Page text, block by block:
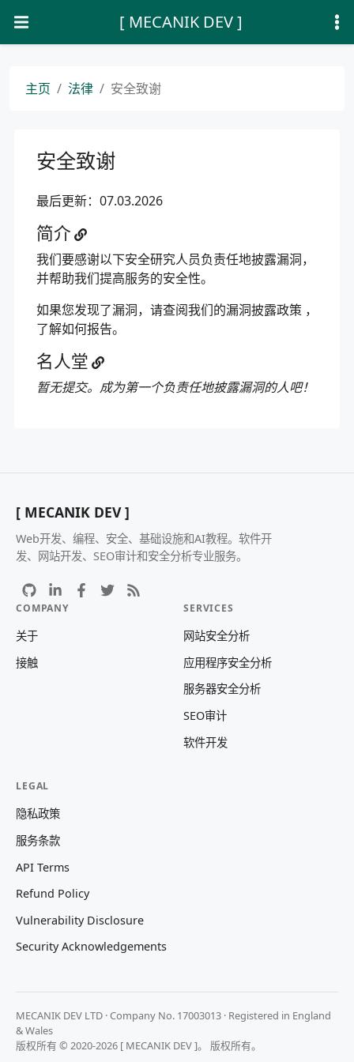
[ MECANIK DEV ]
主页 法律 安全致谢
安全致谢
最后更新：07.03.2026
简介
我们要感谢以下安全研究人员负责任地披露漏洞，
并帮助我们提高服务的安全性。
如果您发现了漏洞，请查阅我们的漏洞披露政策 ，
了解如何报告。
名人堂
暂无提交。成为第一个负责任地披露漏洞的人吧！
[ MECANIK DEV ]
Web开发、编程、安全、基础设施和AI教程。软件开
发、网站开发、SEO审计和安全分析专业服务。
COMPANY
关于
接触
SERVICES
网站安全分析
应用程序安全分析
服务器安全分析
SEO审计
软件开发
LEGAL
隐私政策
服务条款
API Terms
Refund Policy
Vulnerability Disclosure
Security Acknowledgements
MECANIK DEV LTD · Company No. 17003013 · Registered in England
& Wales
版权所有 © 2020-2026 [ MECANIK DEV ]。 版权所有。